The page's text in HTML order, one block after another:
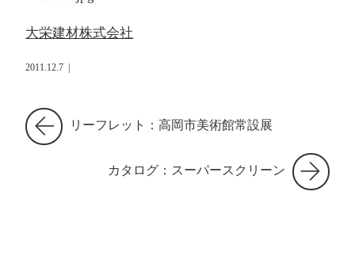
大栄建材株式会社
2011.12.7
リーフレット：高岡市美術館常設展
カタログ：スーパースクリーン